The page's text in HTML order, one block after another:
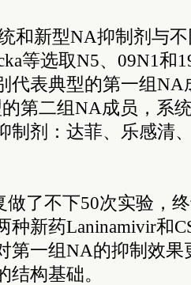
和新型NA抑制剂与
等选取N5、09N1和
代表典型的第一组NA
第二组NA成员，系
制剂：达菲、乐感清
做了不下50次实验，
种新药Laninamivir和
第一组NA的抑制效果
构基础。